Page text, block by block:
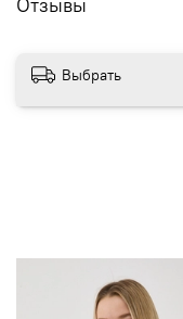
Отзывы
Выбрать